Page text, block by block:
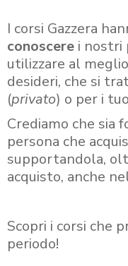
I corsi Gazzera
conoscere i nostri
utilizzare al
desideri, che si
(privato) o per i
Crediamo che sia
persona che
supportandola,
acquisto, anche
Scopri i corsi che
periodo!